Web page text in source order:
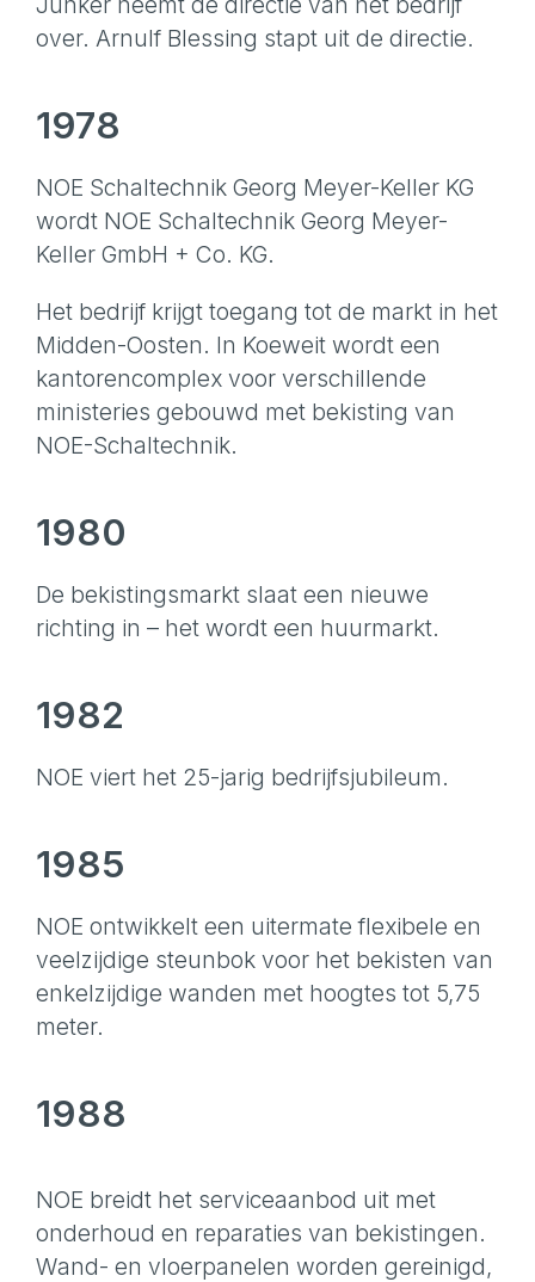
over. Arnulf Blessing stapt uit de directie.
1978
NOE Schaltechnik Georg Meyer-Keller KG
wordt NOE Schaltechnik Georg Meyer-
Keller GmbH + Co. KG.
Het bedrijf krijgt toegang tot de markt in het
Midden-Oosten. In Koeweit wordt een
kantorencomplex voor verschillende
ministeries gebouwd met bekisting van
NOE-Schaltechnik.
1980
De bekistingsmarkt slaat een nieuwe
richting in – het wordt een huurmarkt.
1982
NOE viert het 25-jarig bedrijfsjubileum.
1985
NOE ontwikkelt een uitermate flexibele en
veelzijdige steunbok voor het bekisten van
enkelzijdige wanden met hoogtes tot 5,75
meter.
1988
NOE breidt het serviceaanbod uit met
onderhoud en reparaties van bekistingen.
Wand- en vloerpanelen worden gereinigd,